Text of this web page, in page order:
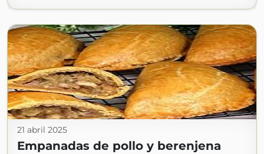
21 abril 2025
Empanadas de pollo y berenjena